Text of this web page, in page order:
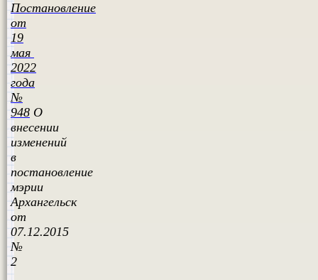
Постановление
от
19
мая
2022
года
№
948 О
внесении
изменений
в
постановление
мэрии
Архангельск
от
07.12.2015
№
2